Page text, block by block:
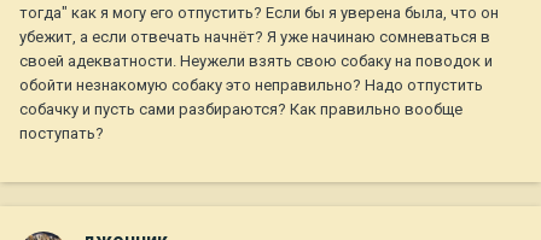
тогда" как я могу его отпустить? Если бы я уверена была, что он
убежит, а если отвечать начнёт? Я уже начинаю сомневаться в
своей адекватности. Неужели взять свою собаку на поводок и
обойти незнакомую собаку это неправильно? Надо отпустить
собачку и пусть сами разбираются? Как правильно вообще
поступать?